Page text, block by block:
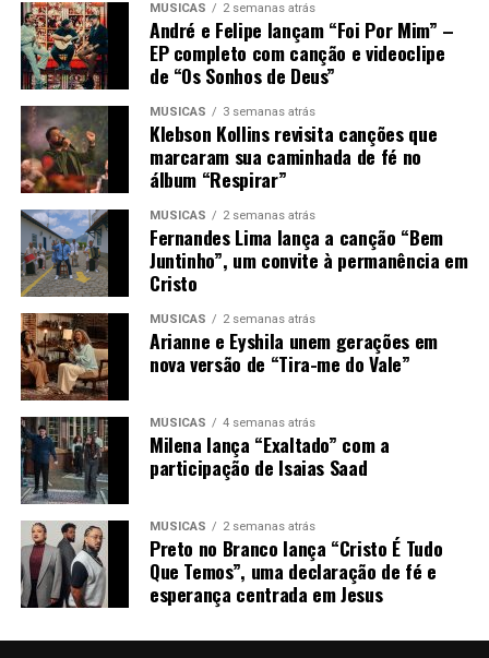
MÚSICAS 2 semanas atrás
André e Felipe lançam “Foi Por Mim” –
EP completo com canção e videoclipe
de “Os Sonhos de Deus”
MÚSICAS 3 semanas atrás
Klebson Kollins revisita canções que
marcaram sua caminhada de fé no
álbum “Respirar”
MÚSICAS 2 semanas atrás
Fernandes Lima lança a canção “Bem
Juntinho”, um convite à permanência em
Cristo
MÚSICAS 2 semanas atrás
Arianne e Eyshila unem gerações em
nova versão de “Tira-me do Vale”
MÚSICAS 4 semanas atrás
Milena lança “Exaltado” com a
participação de Isaias Saad
MÚSICAS 2 semanas atrás
Preto no Branco lança “Cristo É Tudo
Que Temos”, uma declaração de fé e
esperança centrada em Jesus